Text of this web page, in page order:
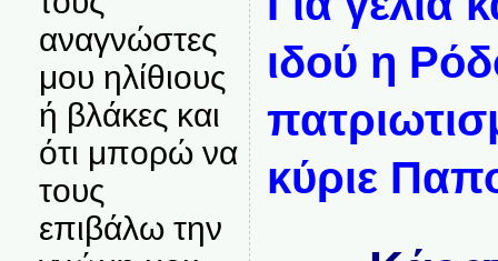
αναγνώστες
μου ηλίθιους
ή βλάκες και
ότι μπορώ να
τους
επιβάλω την
ιδού η
κύριε